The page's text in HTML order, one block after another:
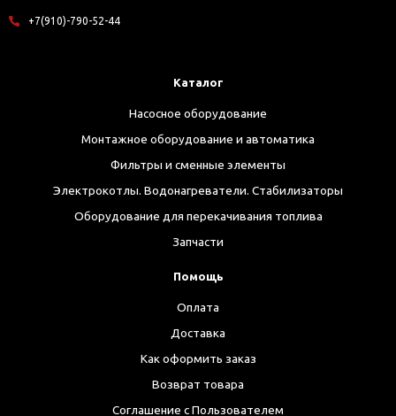
+7(910)-790-52-44
Каталог
Насосное оборудование
Монтажное оборудование и автоматика
Фильтры и сменные элементы
Электрокотлы. Водонагреватели. Стабилизаторы
Оборудование для перекачивания топлива
Запчасти
Помощь
Оплата
Доставка
Как оформить заказ
Возврат товара
Соглашение с Пользователем